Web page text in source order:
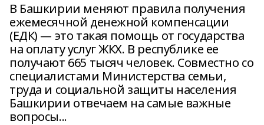
В Башкирии меняют правила получения
ежемесячной денежной компенсации
(ЕДК) — это такая помощь от государства
на оплату услуг ЖКХ. В республике ее
получают 665 тысяч человек. Совместно со
специалистами Министерства семьи,
труда и социальной защиты населения
Башкирии отвечаем на самые важные
вопросы...